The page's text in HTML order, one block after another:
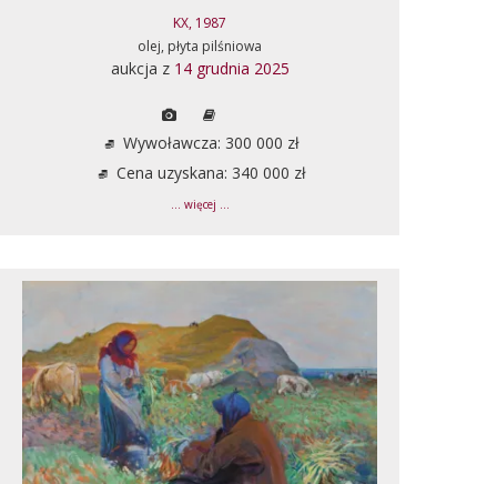
KX, 1987
olej, płyta pilśniowa
aukcja z 14 grudnia 2025
Wywoławcza: 300 000 zł
Cena uzyskana: 340 000 zł
... więcej ...